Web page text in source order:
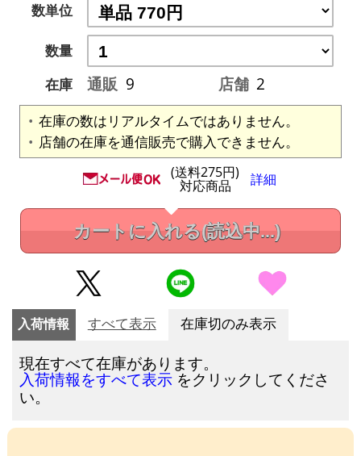
数単位
数量
在庫
通販 9 店舗 2
在庫の数はリアルタイムではありません。
店舗の在庫を通信販売で購入できません。
(送料275円)
対応商品 詳細
カートに入れる(読込中...)
入荷情報 すべて表示 在庫切のみ表示
現在すべて在庫があります。
入荷情報をすべて表示 をクリックしてくださ
い。